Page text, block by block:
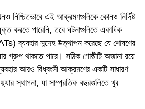
নিশ্চিতভাবে এই আক্রমণগুলিকে কোনও নির্দিষ্ট
করতে পারেনি, তবে ঘটনাগুলিতে একাধিক
ব্যবহার সন্দেহ উত্থাপন করেছে যে শোষণের
গ্রুপ থাকতে পারে। সঠিক গোষ্ঠীটি অজানা রয়ে
আরও বিধ্বংসী আক্রমণের একটি সাধারণ
স্থাপনা, যা সাম্প্রতিক বছরগুলিতে খুব